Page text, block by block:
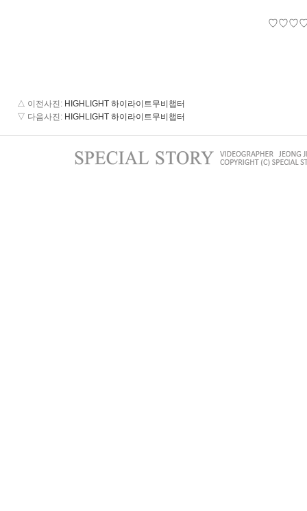
△ 이전사진 : HIGHLIGHT 하이라이트무비챕터
▽ 다음사진 : HIGHLIGHT 하이라이트무비챕터